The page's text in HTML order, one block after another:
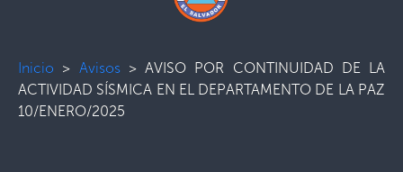
Inicio > Avisos> AVISO POR CONTINUIDAD DE LA
ACTIVIDAD SÍSMICA EN EL DEPARTAMENTO DE LA PAZ
10/ENERO/2025